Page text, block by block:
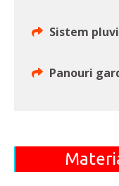
Sistem
Panouri